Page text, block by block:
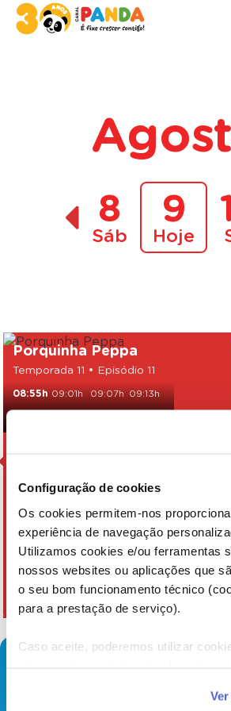
Configuração de cookies
Os cookies permitem-nos
experiência de navegação
Utilizamos cookies e/ou ferramentas
nossos websites ou aplicações que
o seu bom funcionamento técnico
para a prestação de serviço).
Caso aceite, poderemos utilizar
funcionalidades (cookies de
8
Sáb
9
Hoje
Porquinha Peppa
Temporada 11 • Episódio 11
08:55h 09:01h 09:07h 09:13h
09:19h
09:25h 09:31h